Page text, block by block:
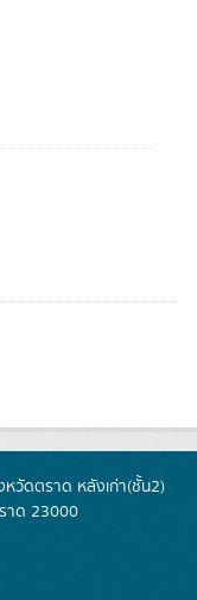
วัดตราด หลังเก่า(ชั้น2)
าด 23000